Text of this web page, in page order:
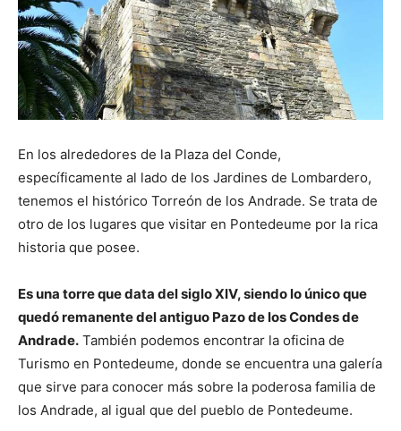
En los alrededores de la Plaza del Conde,
específicamente al lado de los Jardines de Lombardero,
tenemos el histórico Torreón de los Andrade. Se trata de
otro de los lugares que visitar en Pontedeume por la rica
historia que posee.
Es una torre que data del siglo XIV, siendo lo único que
quedó remanente del antiguo Pazo de los Condes de
Andrade. También podemos encontrar la oficina de
Turismo en Pontedeume, donde se encuentra una galería
que sirve para conocer más sobre la poderosa familia de
los Andrade, al igual que del pueblo de Pontedeume.